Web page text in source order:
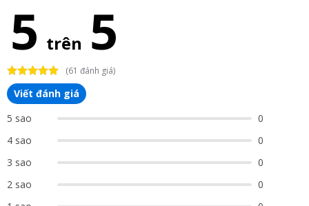
5 trên 5
(61 đánh giá)
Viết đánh giá
5 sao
0
4 sao
0
3 sao
0
2 sao
0